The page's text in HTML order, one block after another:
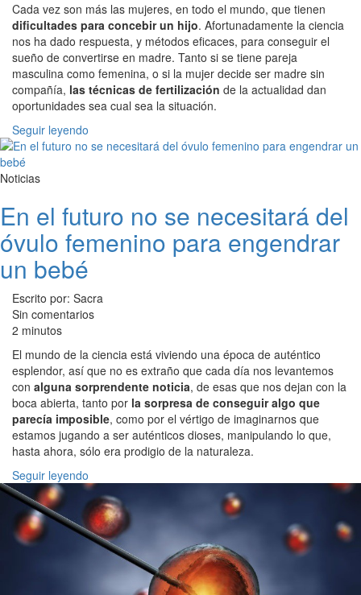
Cada vez son más las mujeres, en todo el mundo, que tienen
dificultades para concebir un hijo. Afortunadamente la ciencia
nos ha dado respuesta, y métodos eficaces, para conseguir el
sueño de convertirse en madre. Tanto si se tiene pareja
masculina como femenina, o si la mujer decide ser madre sin
compañía, las técnicas de fertilización de la actualidad dan
oportunidades sea cual sea la situación.
Seguir leyendo
Noticias
En el futuro no se necesitará del
óvulo femenino para engendrar
un bebé
Escrito por: Sacra
Sin comentarios
2 minutos
El mundo de la ciencia está viviendo una época de auténtico
esplendor, así que no es extraño que cada día nos levantemos
con alguna sorprendente noticia, de esas que nos dejan con la
boca abierta, tanto por la sorpresa de conseguir algo que
parecía imposible, como por el vértigo de imaginarnos que
estamos jugando a ser auténticos dioses, manipulando lo que,
hasta ahora, sólo era prodigio de la naturaleza.
Seguir leyendo